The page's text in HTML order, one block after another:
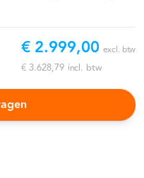
€ 2.999,00 excl. btw
€ 3.628,79 incl. btw